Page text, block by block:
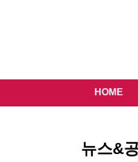
HOME
뉴스&